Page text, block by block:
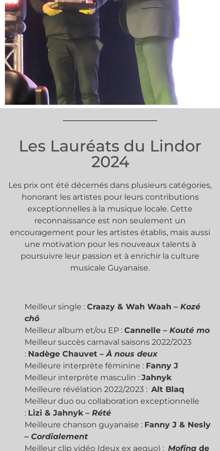
Les Lauréats du Lindor
2024
Les prix ont été décernés dans plusieurs catégories,
honorant les artistes pour leurs contributions
exceptionnelles à la musique locale. Cette
reconnaissance est non seulement un
encouragement pour les artistes établis, mais aussi
une motivation pour les nouveaux talents à
poursuivre leur passion et à enrichir la culture
musicale Guyanaise.
Meilleur single : Craazy & Wah Waah – Kozé
chô
Meilleur album et/ou EP : Cannelle – Kouté mo
Meilleur succès carnaval saisons 2022/2023
: Nadège Chauvet –À nous deux
Meilleure interprète féminine : Fanny J
Meilleur interprète masculin : Jahnyk
Meilleure révélation 2022/2023 : Alt Blaq
Meilleur duo ou collaboration exceptionnelle
: Lizi & Jahnyk – Rété
Meilleure chanson guyanaise : Fanny J & Nesly
– Cordialement
Meilleur clip vidéo (deux ex aequo) : Mofina de